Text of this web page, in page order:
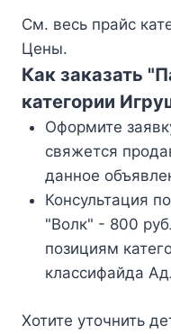
См. весь прайс
Цены.
Как заказать
категории
Оформите
свяжется
данное
Консультация
"Волк" - 800
позициям
классифайда
Хотите уточнить